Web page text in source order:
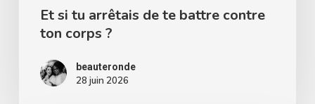
Et si tu arrêtais de te battre contre
ton corps ?
beauteronde
28 juin 2026